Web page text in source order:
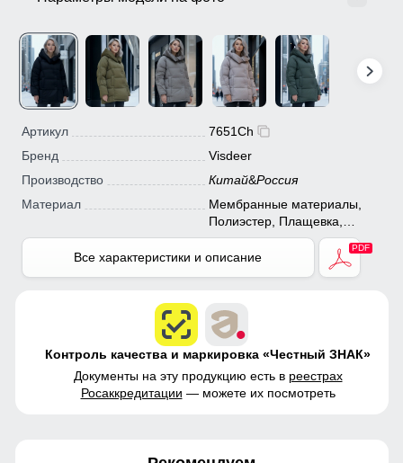
Артикул
7651Ch
Бренд
Visdeer
Производство
Китай&Россия
Материал
Мембранные материалы,
Полиэстер, Плащевка,
Болонь, Экологичные
материалы
Все характеристики и описание
Контроль качества и маркировка «Честный ЗНАК»
Документы на эту продукцию есть в реестрах
Росаккредитации — можете их посмотреть